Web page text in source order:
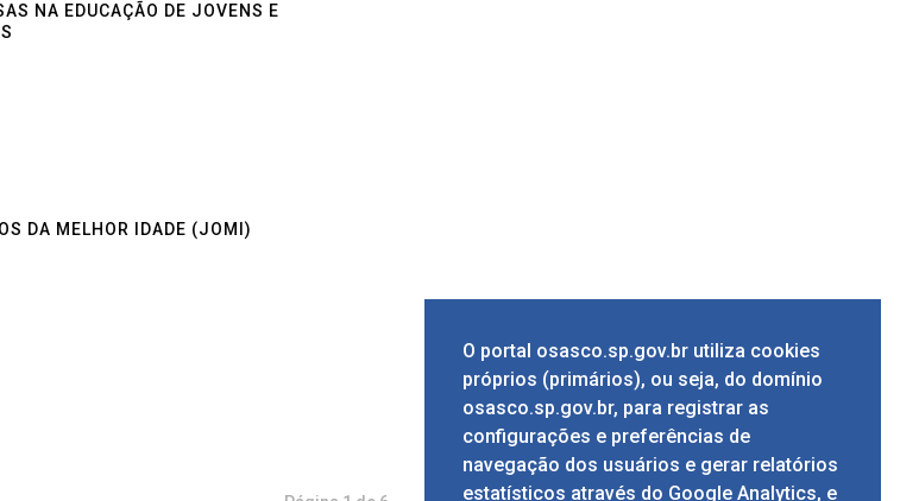
NA EDUCAÇÃO DE JOVENS E
DA MELHOR IDADE (JOMI)
O portal osasco.sp.gov.br utiliza cookies
próprios (primários), ou seja, do domínio
osasco.sp.gov.br, para registrar as
configurações e preferências de
navegação dos usuários e gerar relatórios
estatísticos através do Google Analytics, e